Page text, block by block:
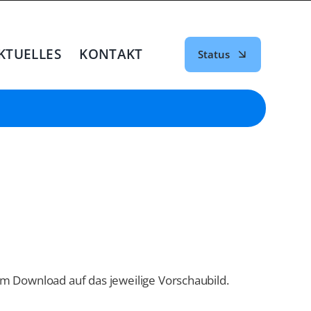
KONTAKT Status
Download auf das jeweilige Vorschaubild.